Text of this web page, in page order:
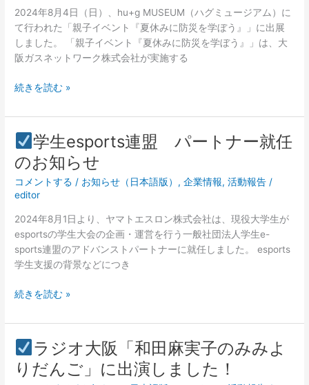
エ
ヴ
ェ
ッ
ゴ
パ
ー
ナ
就
任
の
お
ら
2024年8月4日（日）、hu+g MUSEUM（ハグミュージアム）に
て行われた「親子イベント『夏休みに防災を学ぼう』」に出展
しました。 「親子イベント『夏休みに防災を学ぼう』」は、大
阪ガスネットワーク株式会社が実施する
ン
ト
『夏
休
に
学
ぼ
う』」
に
展
し
ま
し
続きを読む »
学生esports連盟 パートナー就任
のお知らせ
コメントする / お知らせ（日本語版） ,企業情報,活動報告 /
editor
2024年8月1日より、ヤマトエスロン株式会社は、現役大学生が
esportsの学生大会の企画・運営を行う一般社団法人学生e-
sports連盟のアドバンストパートナーに就任しました。 esports
学生支援の背景などにつき
生
esports
連
盟
ト
ー
お
知
ら
続きを読む »
ラジオ大阪「和田麻実子のみみよ
りだんご」に出演しました！
ラ
ジ